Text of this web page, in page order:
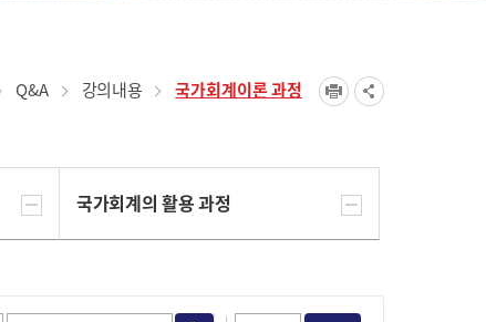
Q&A 강의내용 국가회계이론 과정
국가회계의 활용 과정